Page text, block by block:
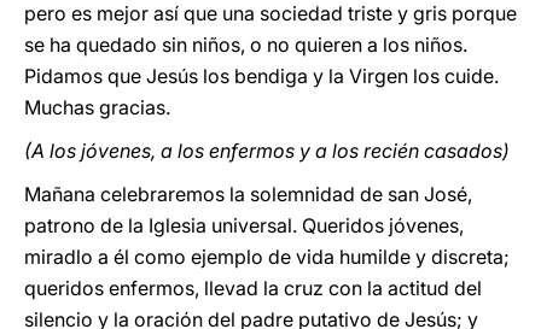
pero es mejor así que una sociedad triste y gris porque
se ha quedado sin niños, o no quieren a los niños.
Pidamos que Jesús los bendiga y la Virgen los cuide.
Muchas gracias.
(A los jóvenes, a los enfermos y a los recién casados)
Mañana celebraremos la solemnidad de san José,
patrono de la Iglesia universal. Queridos jóvenes,
miradlo a él como ejemplo de vida humilde y discreta;
queridos enfermos, llevad la cruz con la actitud del
silencio y la oración del padre putativo de Jesús; y